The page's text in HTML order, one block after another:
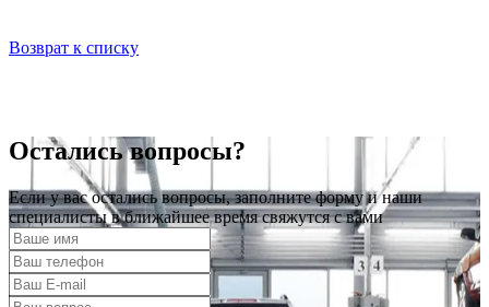
Возврат к списку
Остались вопросы?
Если у вас остались вопросы, заполните форму и наши
специалисты в ближайшее время свяжутся с вами